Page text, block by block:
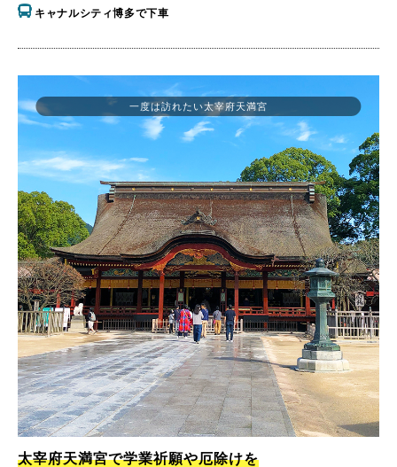
キャナルシティ博多で下車
太宰府天満宮で学業祈願や厄除けを
一度は訪れたい太宰府天満宮